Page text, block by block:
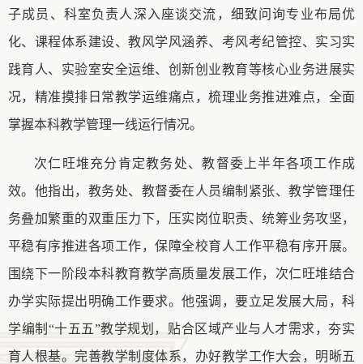
子成员、科室负责人深入座谈交流，细致问询专业布局优
化、课程体系建设、教风学风涵养、考风考纪管控、实习实
践育人、实验室安全运维、创新创业教育等核心业务进展实
况，精准摸排日常教学运维痛点，梳理业务推进难点，全面
掌握本科教学管理一线运行情况。
次仁旺堆充分肯定教务处、教督委 上半年各项工作成
效。他指出，教务处、教督委在人员编制紧张、教学管理任
务叠加繁重的双重压力下，压实岗位职责、统筹业务攻坚，
平稳有序推进各项工作，保障全校育人工作平稳有序开展。
围绕下一阶段本科教育教学高质量发展工作，次仁旺堆结合
办学实际提出明确工作要求。他强调，要立足发展大局，科
学编制 “十五五”教学规划，贴合区域产业与人才需求，夯实
育人根基。完善教学制度体系，办好教学工作大会，明晰五